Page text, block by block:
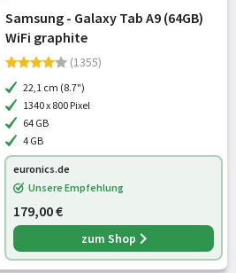
Samsung - Galaxy Tab A9 (64GB)
WiFi graphite
(1355)
22,1 cm (8.7")
1340 x 800 Pixel
64 GB
4 GB
euronics.de
Unsere Empfehlung
179,00 €
zum Shop